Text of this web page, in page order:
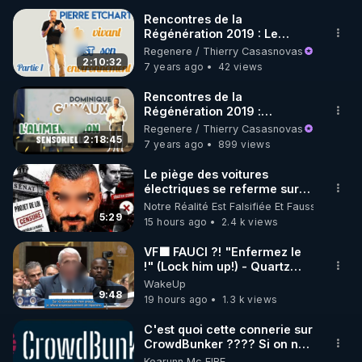
🌱 INSTAGRAM
https://www.instagram.com/rdlr_thierrycasasnovas/
http://rgnr.li/instagram
🌱 LA NEWSLETTER
Pour ne pas rater l’actualité RGNR (stages,
http://rgnr.li/news
🌱 VIDÉOS NON CENSURÉES SUR ODYSEE
Toutes les vidéos Youtube sont aussi sur la
http://rgnr.li/odysee
🌱 LES STAGES EN PRÉSENTIEL
2:10:32
Rencontres de la
Régénération 2019 : Le
vivant EST son
environnement avec Pierre
Etchart (partie 1)
Regenere / Thierry Casasnovas
7 years ago
42 views
2:18:45
Rencontres de la
Régénération 2019 :
L'alimentation sensorielle
avec Dominique Guyaux
Regenere / Thierry Casasnovas
7 years ago
899 views
5:29
Le piège des voitures
électriques se referme sur
les usagers !
Notre Réalité Est Falsifiée Et Fausse
15 hours ago
2.4 k views
9:48
VF🟩 FAUCI ?! "Enfermez le
!" (Lock him up!) - Quartz
Traduction
WakeUp
19 hours ago
1.3 k views
C'est quoi cette connerie sur
CrowdBunker ???? Si on ne
peut plus publier, c'est un